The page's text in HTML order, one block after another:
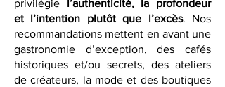
élégance, célébrant un luxe qui
privilégiel’authenticité, la profondeur
et l’intention plutôt que l’excès. Nos
recommandations mettent en avant une
gastronomie d’exception, des cafés